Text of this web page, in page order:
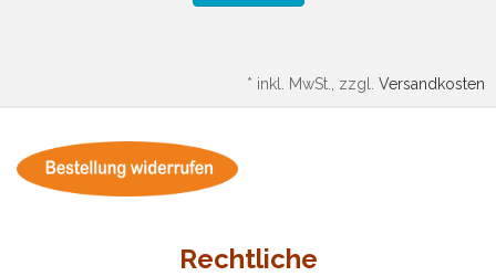
* inkl. MwSt., zzgl. Versandkosten
Rechtliche